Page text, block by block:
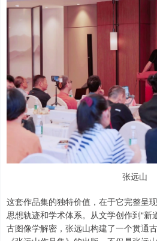
张远山
这套作品集的独特价值，在于它完整呈
思想轨迹和学术体系。从文学创作到“新
古图像学解密，张远山构建了一个贯通古